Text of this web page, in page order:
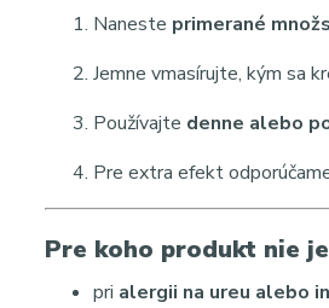
Naneste primerané
Jemne vmasírujte, kým sa
Používajte denne alebo
Pre extra efekt
Pre koho produkt nie
pri alergii na ureu alebo